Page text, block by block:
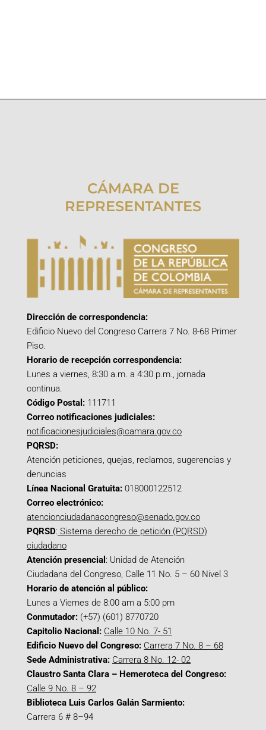
CÁMARA DE
REPRESENTANTES
Dirección de correspondencia:
Edificio Nuevo del Congreso Carrera 7 No. 8-68 Primer
Piso.
Horario de recepción correspondencia:
Lunes a viernes, 8:30 a.m. a 4:30 p.m., jornada
continua.
Código Postal: 111711
Correo notificaciones judiciales:
notificacionesjudiciales@camara.gov.co
PQRSD:
Atención peticiones, quejas, reclamos, sugerencias y
denuncias
Línea Nacional Gratuita: 018000122512
Correo electrónico:
atencionciudadanacongreso@senado.gov.co
PQRSD: Sistema derecho de petición (PQRSD)
ciudadano
Atención presencial : Unidad de Atención
Ciudadana del Congreso, Calle 11 No. 5 – 60 Nivel 3
Horario de atención al público:
Lunes a Viernes de 8:00 am a 5:00 pm
Conmutador: (+57) (601) 8770720
Capitolio Nacional: Calle 10 No. 7- 51
Edificio Nuevo del Congreso: Carrera 7 No. 8 – 68
Sede Administrativa: Carrera 8 No. 12- 02
Claustro Santa Clara – Hemeroteca del Congreso:
Calle 9 No. 8 – 92
Biblioteca Luis Carlos Galán Sarmiento:
Carrera 6 # 8–94